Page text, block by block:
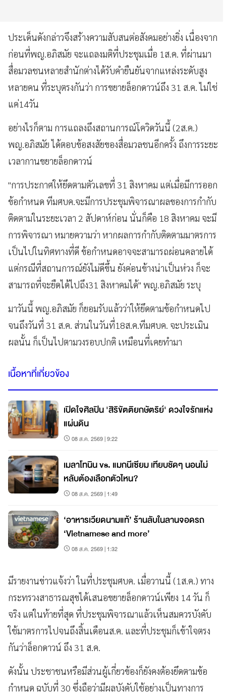
ประเด็นดังกล่าวจึงสร้างความสับสนต่อสังคมอย่างยิ่ง เนื่องจาก
ก่อนที่พญ.อภิสมัย จะแถลงมติที่ประชุมเมื่อ 1 ส.ค. ที่ผ่านมา
สื่อมวลชนหลายสำนักต่างได้รับคำยืนยันจากแหล่งระดับสูง
หลายคน ที่ระบุตรงกันว่า การขยายล็อกดาวน์ถึง 31 ส.ค.ไม่ใช่
แค่14วัน
อย่างไรก็ตาม การแถลงถึงสถานการณ์โควิดวันนี้ (2ส.ค.)
พญ.อภิสมัย ได้ตอบข้อสงสัยของสื่อมวลชนอีกครั้ง ถึงการระยะ
เวลากานขยายล็อกดาวน์
"การประกาศให้ยึดตามตัวเลขที่ 31 สิงหาคม แต่เมื่อมีการออก
ข้อกำหนด ทีมศบค.จะมีการประชุมพิจารณาผลของการกำกับ
ติดตามในระยะเวลา 2 สัปดาห์ก่อน นั่นก็คือ 18 สิงหาคม จะมี
การพิจารณา หมายความว่า หากผลการกำกับติดตามมาตรการ
เป็นไปในทิศทางที่ดี ข้อกำหนดอาจจะสามารถผ่อนคลายได้
แต่กรณีที่สถานการณ์ยังไม่ดีขึ้น ยังค่อนข้างน่าเป็นห่วง ก็จะ
สามารถที่จะยืดได้ไปถึง31 สิงหาคมได้" พญ.อภิสมัย ระบุ
มาวันนี้ พญ.อภิสมัย ก็ยอมรับแล้วว่าให้ยึดตามข้อกำหนดไป
จนถึงวันที่ 31 ส.ค. ส่วนในวันที่18ส.ค.ทีมศบค. จะประเมิน
ผลนั้น ก็เป็นไปตามวงรอบปกติ เหมือนที่เคยทำมา
เนื้อหาที่เกี่ยวข้อง
เปิดใจศิลปิน 'สิริขัตติยกษัตริย์' ดวงใจรักแห่ง
แผ่นดิน
08 ส.ค. 2569 | 9:22
เมลาโทนิน vs. แมกนีเซียม เทียบชัดๆ นอนไม่
หลับต้องเลือกตัวไหน?
08 ส.ค. 2569 | 1:49
‘อาหารเวียดนามแท้’ ร้านลับในลานจอดรถ
‘Vietnamese and more’
08 ส.ค. 2569 | 1:32
มีรายงานข่าวแจ้งว่า ในที่ประชุมศบค. เมื่อวานนี้ (1 ส.ค.) ทาง
กระทรวงสาธารณสุขได้เสนอขยายล็อกดาวน์เพียง 14วัน ก็
จริง แต่ในท้ายที่สุด ที่ประชุมพิจารณาแล้วเห็นสมควรบังคับ
ใช้มาตรการไปจนถึงสิ้นเดือนส.ค. และที่ประชุมก็เข้าใจตรง
กันว่าล็อกดาวน์ ถึง 31 ส.ค.
ดังนั้น ประชาชนหรือมีส่วนผู้เกี่ยวข้องก็ยังคงต้องยึดตามข้อ
กำหนด ฉบับที่ 30 ซึ่งถือว่ามีผลบังคับใช้อย่างเป็นทางการ